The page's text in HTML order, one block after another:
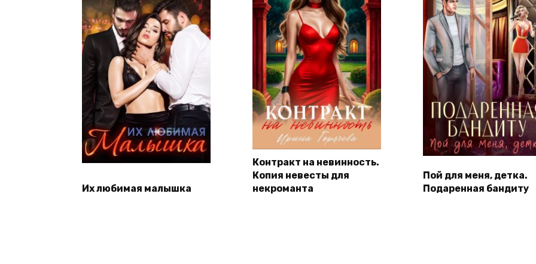
Их любимая малышка
Контракт на невинность.
Копия невесты для
некроманта
Пой для меня, детка.
Подаренная бандиту